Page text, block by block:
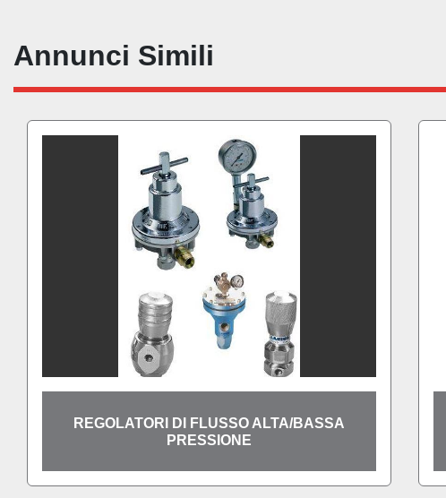
Annunci Simili
REGOLATORI DI FLUSSO ALTA/BASSA
PRESSIONE